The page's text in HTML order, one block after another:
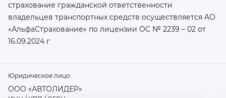
страхование гражданской ответственности
владельцев транспортных средств осуществляется AO
«АльфаСтрахование» по лицензии ОС № 2239 – 02 от
16.09.2024 г
Юридическое лицо:
ООО «АВТОЛИДЕР»